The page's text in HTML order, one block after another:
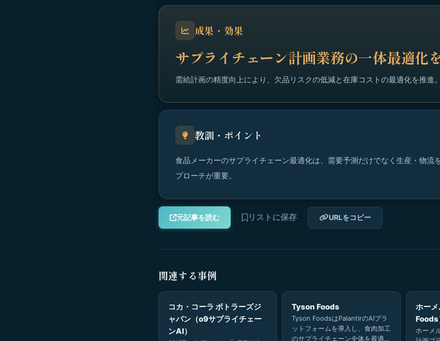
成果・効果
サプライチェーン計画業務の一体最適化
需給計画の精度向上により、欠品リスクの低減と在庫コストの最適化を推進。
教訓・ポイント
食品メーカーのサプライチェーン最適化は、需要予測だけでなく生産・物流
プローチが重要。
元記事を読む リストに保存 URLをコピー
関連する事例
コカ・コーラ ボトラーズジ
ャパン（o9サプライチェー
ンAI）
Tyson Foods
Tyson FoodsはPalantirのAIプラ
ットフォームを導入し、食肉加工
のサプライチェーン全体を最適
ホー
Foods
ホーメ